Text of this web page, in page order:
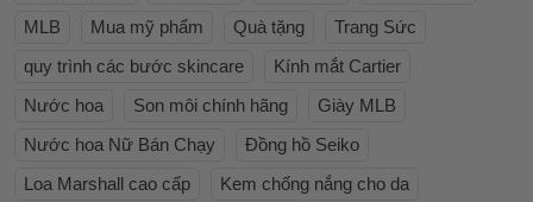
MLB
Mua mỹ phẩm Quà tặng
Trang Sức
quy trình các bước skincare
Kính mắt Cartier
Nước hoa
Son môi chính hãng
Giày MLB
Nước hoa Nữ Bán Chạy
Đồng hồ Seiko
Loa Marshall cao cấp
Kem chống nắng cho da